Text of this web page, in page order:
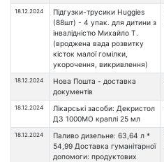
18.12.2024
Підгузки-трусики Huggies
(88шт) - 4 упак. для дитини з
інвалідністю Михайло Т.
(вроджена вада розвитку
кісток малої гомілки,
укорочення, викривлення)
18.12.2024
Нова Пошта - доставка
документів
18.12.2024
Лікарські засоби: Декристол
Д3 1000МО краплі 25 мл
18.12.2024
Паливо дизельне: 63,64 л *
54,99 Доставка гуманітарної
допомоги: продуктових